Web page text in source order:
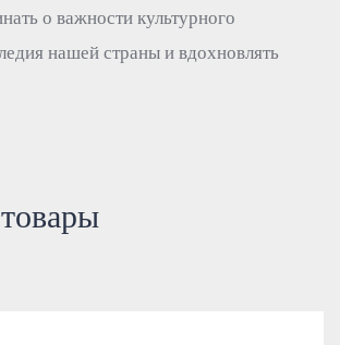
о важности культурного
нашей страны и вдохновлять